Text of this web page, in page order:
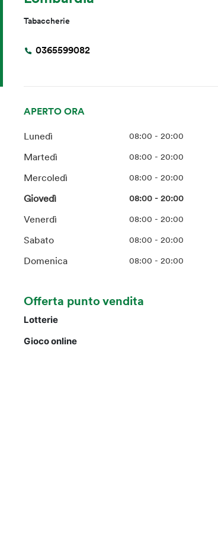
Tabaccherie
0365599082
APERTO ORA
Lunedì 08:00 - 20:00
Martedì 08:00 - 20:00
Mercoledì 08:00 - 20:00
Giovedì 08:00 - 20:00
Venerdì 08:00 - 20:00
Sabato 08:00 - 20:00
Domenica 08:00 - 20:00
Offerta punto vendita
Lotterie
Gioco online